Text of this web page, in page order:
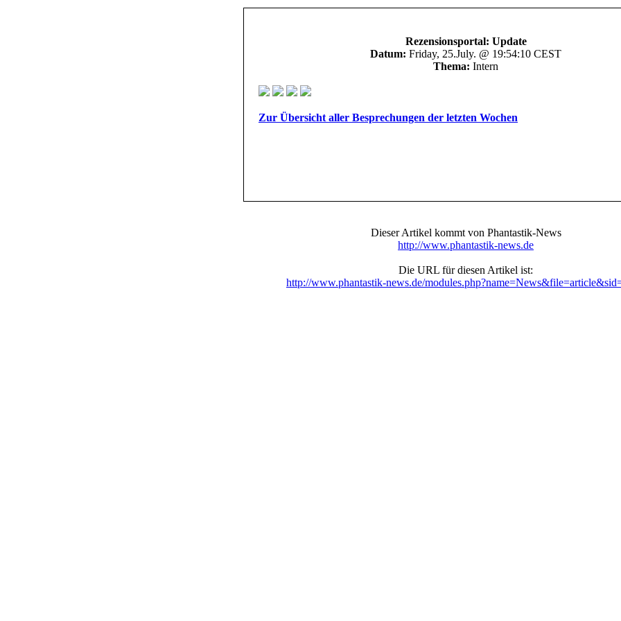
Rezensionsportal: Update
Datum: Friday, 25.July. @ 19:54:10 CEST
Thema: Intern
Zur Übersicht aller Besprechungen der letzten Wochen
Dieser Artikel kommt von Phantastik-News
http://www.phantastik-news.de
Die URL für diesen Artikel ist:
http://www.phantastik-news.de/